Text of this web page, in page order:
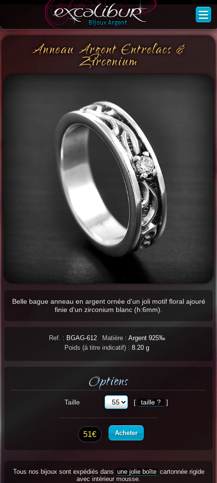
Anneau Argent Entrelacs &
Zirconium
Belle bague anneau en argent ornée d'un joli motif floral ajouré
finie d'un zirconium blanc (h:6mm).
Ref. : BGAG-612 Matière : Argent 925‰
Poids (á titre indicatif) : 8.20 g
Options
Taille [ taille ? ]
51€ Acheter
Tous nos bijoux sont expédiés dans une jolie boîte cartonnée rigide
avec intérieur mousse.